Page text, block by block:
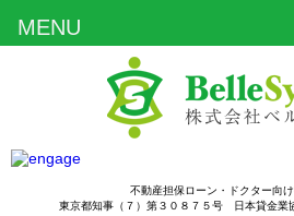
不動産担保ローン・ドクター向
東京都知事（７）第３０８７５号 日本貸金
MENU